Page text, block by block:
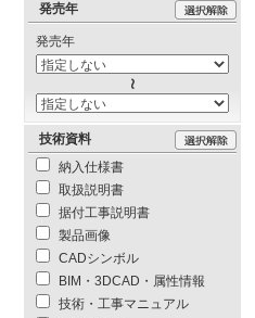
発売年
発売年
技術資料
納入仕様書
取扱説明書
据付工事説明書
製品画像
CADシンボル
BIM・3DCAD・属性情報
技術・工事マニュアル